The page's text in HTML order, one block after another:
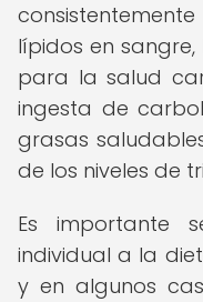
lípidos en
para la salud
ingesta de
grasas
de los niveles de
Es importante
individual a la
y en algunos